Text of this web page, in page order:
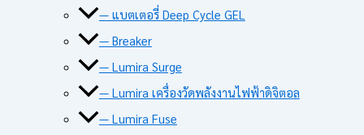
— แบตเตอรี่ Deep Cycle GEL
— Breaker
— Lumira Surge
— Lumira เครื่องวัดพลังงานไฟฟ้าดิจิตอล
— Lumira Fuse